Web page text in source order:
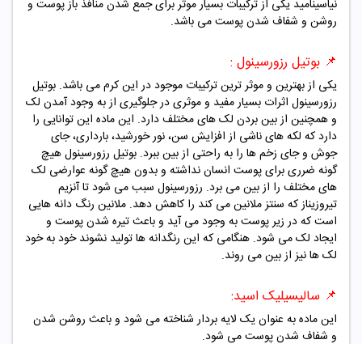
نیاسینامید یکی از ترکیبات بسیار موثر برای جمع شدن منافذ باز پوست و
روشن و شفاف شدن پوست می باشد.
📌 بوتیل رزورسینول :
یکی از بهترین و موثر ترین ترکیبات موجود در این کرم می باشد. بوتیل
رزورسینول اثرات بسیار مفید و موثری در جلوگیری از به وجود آمدن لک
و همچنین از بین بردن لک های مختلف دارد. این ماده این توانایی را
دارد که لکه های ناشی از افزایش سن، نور خورشید، بارداری، جای
جوش و جای زخم ها را به راحتی از بین ببرد. بوتیل رزورسینول هیچ
گونه ضرری برای پوست انسان نداشته و بدون هیچ گونه عوارضی لک
های مختلف را از بین می برد. رزورسینول سبب می شود تا آنزیم
تیروزیناز که سنتز ملانین می کند را کاهش دهد. ملانین رنگ دانه هایی
است که در زیر پوست به وجود می آید و باعث تیره شدن پوست و
ایجاد لک می شود. هنگامی که این رنگدانه ها تولید نشوند خود به خود
لک ها نیز از بین می روند.
📌 سالیسیلیک اسید:
این ماده به عنوان یک لایه بردار شناخته می شود و باعث روشن شدن
و شفاف شدن پوست می شود.